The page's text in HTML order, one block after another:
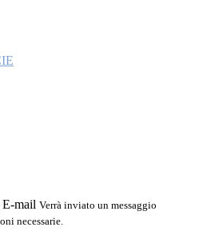
E-mail Verrà inviato un messaggio
necessarie.